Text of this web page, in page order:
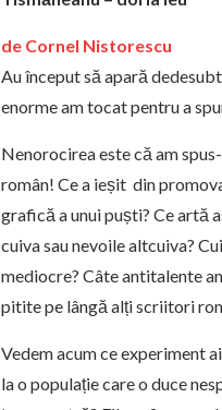
de Cornel Nistorescu
Au început să apară
enorme am tocat pentru a
Nenorocirea este că am
român! Ce a ieșit din
grafică a unui puști? Ce artă
cuiva sau nevoile altcuiva?
mediocre? Câte antitalente
pitite pe lângă alți scriitori
Vedem acum ce experiment
la o populație care o duce